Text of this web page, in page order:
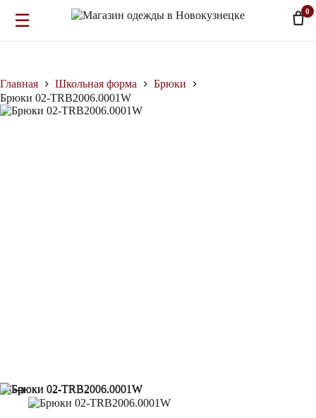
☰ 0
Главная
Школьная форма
Брюки
Брюки 02-TRB2006.0001W